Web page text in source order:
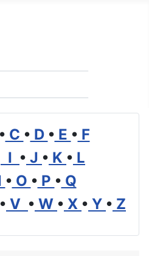
• C • D • E • F
I • J • K • L
• O • P • Q
• V • W • X • Y • Z